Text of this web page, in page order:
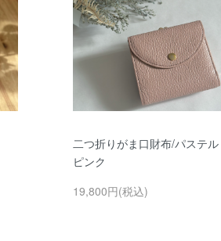
二つ折りがま口財布/パステル
ピンク
19,800円(税込)